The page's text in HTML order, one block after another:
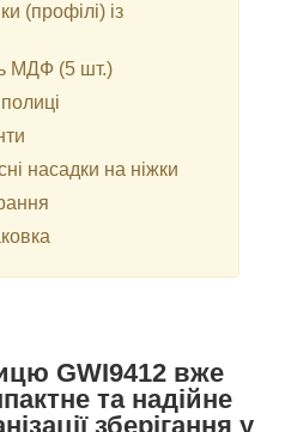
(профілі) із
МДФ (5 шт.)
насадки на ніжки
GWI9412 вже
та надійне
зберігання у